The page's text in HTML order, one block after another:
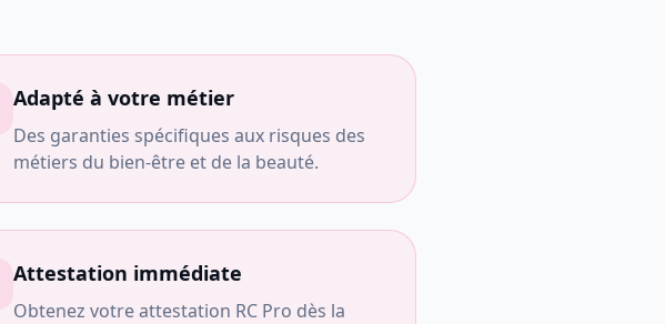
Adapté à votre métier
Des garanties spécifiques aux risques des
métiers du bien-être et de la beauté.
Attestation immédiate
Obtenez votre attestation RC Pro dès la